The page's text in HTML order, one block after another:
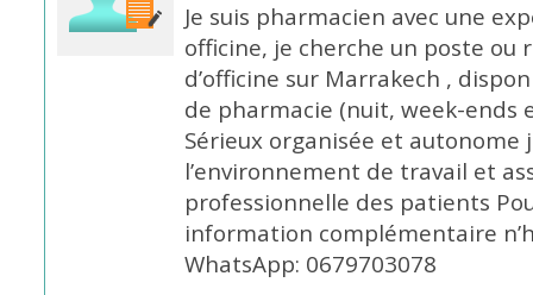
Je suis pharmacien avec une
officine, je cherche un poste
d’officine sur Marrakech ,
de pharmacie (nuit, week-ends
Sérieux organisée et autonome
l’environnement de travail et
professionnelle des patients
information complémentaire
WhatsApp: 0679703078